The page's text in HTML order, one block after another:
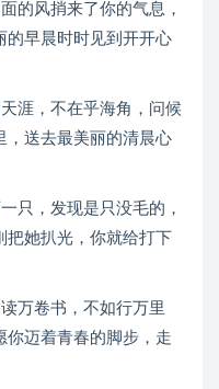
的风捎来了你的气息，
的早晨时时见到开开心
涯，不在乎海角，问候
，送去最美丽的清晨心
只，发现是只没毛的，
把她扒光，你就给打下
万卷书，不如行万里
你迈着青春的脚步，走